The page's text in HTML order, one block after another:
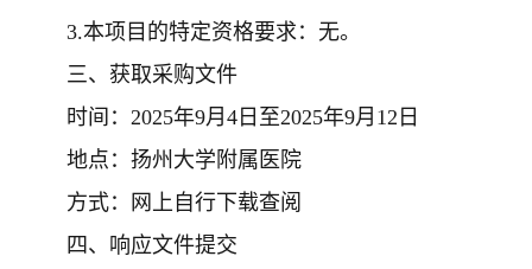
3.本项目的特定资格要求：无。
三、获取采购文件
时间： 2025年9月 4 日至2025年9月 12 日
地点：扬州大学附属医院
方式：网上自行下载查阅
四、响应文件提交